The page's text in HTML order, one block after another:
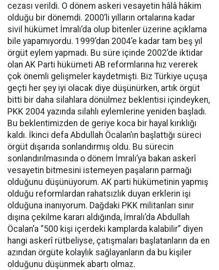
cezası verildi. O dönem askeri vesayetin hâlâ hâkim
olduğu bir dönemdi. 2000’li yılların ortalarına kadar
sivil hükümet İmralı’da olup bitenler üzerine açıklama
bile yapamıyordu. 1999’dan 2004’e kadar tam beş yıl
örgüt eylem yapmadı. Bu süre içinde 2002’de iktidar
olan AK Parti hükümeti AB reformlarına hız vererek
çok önemli gelişmeler kaydetmişti. Biz Türkiye uçuşa
geçti her şey iyi olacak diye düşünürken, artık örgüt
bitti bir daha silahlara dönülmez beklentisi içindeyken,
PKK 2004 yazında silahlı eylemlerine yeniden başladı.
Bu beklentimizden de geriye koca bir hayal kırıklığı
kaldı. İkinci defa Abdullah Öcalan’ın başlattığı süreci
örgüt dışarıda sonlandırmış oldu. Bu sürecin
sonlandırılmasında o dönem İmralı’ya bakan askerî
vesayetin bitmesini istemeyen paşaların parmağı
olduğunu düşünüyorum. AK parti hükümetinin yapmış
olduğu reformlardan rahatsızlık duyan erklerin işi
olduğuna inanıyorum. Dağdaki PKK militanları sınır
dışına çekilme kararı aldığında, İmralı’da Abdullah
Öcalan’a “500 kişi içerdeki kamplarda kalabilir” diyen
hangi askerî rütbeliyse, çatışmaları başlatanların da en
azından örgüte kolaylık sağlayanların da bu kişiler
olduğunu düşünmek abartı olmaz.